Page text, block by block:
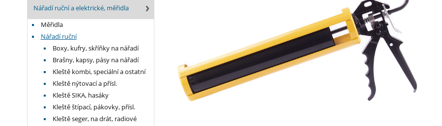
Nářadí ruční a elektrické, měřidla
Měřidla
Nářadí ruční
Boxy, kufry, skříňky na nářadí
Brašny, kapsy, pásy na nářadí
Kleště kombi, speciální a ostatní
Kleště nýtovací a přísl.
Kleště SIKA, hasáky
Kleště štípací, pákovky, přísl.
Kleště seger, na drát, radiové